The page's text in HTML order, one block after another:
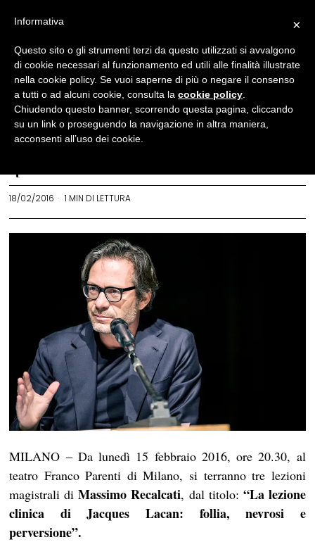
News
Massimo Recalcati a Milano:
tre incontri al Franco Parenti
su follia, nevrosi e
perversione
18/02/2016 1 MIN DI LETTURA
MILANO – Da lunedì 15 febbraio 2016, ore 20.30, al
teatro Franco Parenti di Milano, si terranno tre lezioni
magistrali diMassimo Recalcati, dal titolo: “La lezione
clinica di Jacques Lacan: follia, nevrosi e
perversione”.
×
Informativa
Questo sito o gli strumenti terzi da questo utilizzati si avvalgono
di cookie necessari al funzionamento ed utili alle finalità illustrate
nella cookie policy. Se vuoi saperne di più o negare il consenso
a tutti o ad alcuni cookie, consulta la cookie policy
Chiudendo questo banner, scorrendo questa pagina, cliccando
su un link o proseguendo la navigazione in altra maniera,
acconsenti all’uso dei cookie.